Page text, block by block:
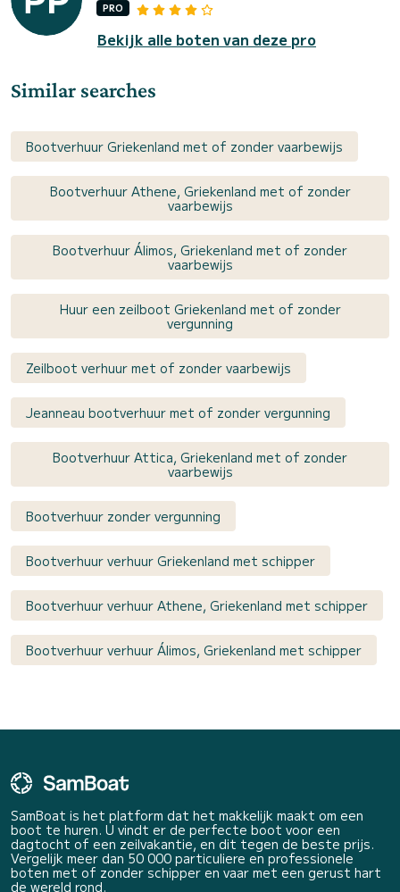
PRO
Bekijk alle boten van deze pro
Similar searches
Bootverhuur Griekenland met of zonder vaarbewijs
Bootverhuur Athene, Griekenland met of zonder
vaarbewijs
Bootverhuur Álimos, Griekenland met of zonder
vaarbewijs
Huur een zeilboot Griekenland met of zonder
vergunning
Zeilboot verhuur met of zonder vaarbewijs
Jeanneau bootverhuur met of zonder vergunning
Bootverhuur Attica, Griekenland met of zonder
vaarbewijs
Bootverhuur zonder vergunning
Bootverhuur verhuur Griekenland met schipper
Bootverhuur verhuur Athene, Griekenland met schipper
Bootverhuur verhuur Álimos, Griekenland met schipper
SamBoat is het platform dat het makkelijk maakt om een
boot te huren. U vindt er de perfecte boot voor een
dagtocht of een zeilvakantie, en dit tegen de beste prijs.
Vergelijk meer dan 50 000 particuliere en professionele
boten met of zonder schipper en vaar met een gerust hart
de wereld rond.